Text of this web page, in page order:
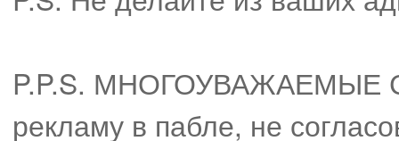
P.P.S. МНОГОУВАЖАЕМЫЕ
рекламу в пабле, не